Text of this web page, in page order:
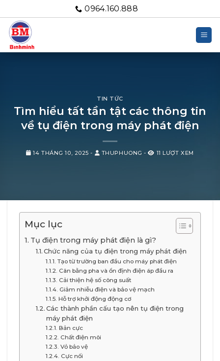
qua
nội
dung
0964.160.888
TIN TỨC
Tìm hiểu tất tần tật các thông tin
về tụ điện trong máy phát điện
14 THÁNG 10, 2025 - THUPHUONG - 11 LƯỢT XEM
Mục lục
Tụ điện trong máy phát điện là gì?
Chức năng của tụ điện trong máy phát điện
Tạo từ trường ban đầu cho máy phát điện
Cân bằng pha và ổn định điện áp đầu ra
Cải thiện hệ số công suất
Giảm nhiễu điện và bảo vệ mạch
Hỗ trợ khởi động động cơ
Các thành phần cấu tạo nên tụ điện trong
máy phát điện
Bản cực
Chất điện môi
Vỏ bảo vệ
Cực nối